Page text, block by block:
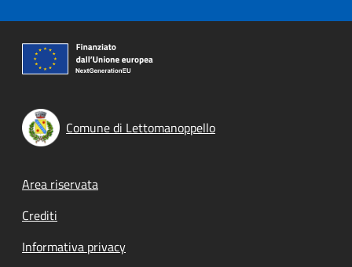
Comune di Lettomanoppello
Footer menu
Area riservata
Crediti
Informativa privacy